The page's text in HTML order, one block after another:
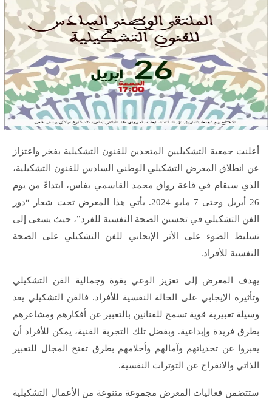
أعلنت جمعية التشكيليين المتحدين للفنون التشكيلية بفخر واعتزاز
عن انطلاق المعرض التشكيلي الوطني السادس للفنون التشكيلية،
الذي سيقام في قاعة رواق محمد القاسمي بفاس، ابتداءً من يوم
26 أبريل وحتى 7 مايو 2024. يأتي هذا المعرض تحت شعار “دور
الفن التشكيلي في تحسين الصحة النفسية للفرد”، حيث يسعى إلى
تسليط الضوء على الأثر الإيجابي للفن التشكيلي على الصحة
النفسية للأفراد.
يهدف المعرض إلى تعزيز الوعي بقوة وجمالية الفن التشكيلي
وتأثيره الإيجابي على الحالة النفسية للأفراد. فالفن التشكيلي يعد
وسيلة تعبيرية قوية تسمح للفنانين بالتعبير عن أفكارهم ومشاعرهم
بطرق فريدة وإبداعية. وبفضل تلك التجربة الفنية، يمكن للأفراد أن
يعبروا عن تحدياتهم وآمالهم وأحلامهم بطرق تفتح المجال للتعبير
الذاتي والانفراج عن التوترات النفسية.
ستتضمن فعاليات المعرض مجموعة متنوعة من الأعمال التشكيلية